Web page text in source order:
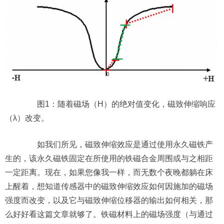
图1：随着磁场（H）的绝对值变化，磁致伸缩响应
（λ）改变。
如我们所见，磁致伸缩效应是通过使用永久磁铁产
生的，该永久磁铁固定在所使用的铁磁合金周围或与之相距
一定距离。现在，如果您像我一样，而无数个夜晚都躺在床
上醒着，想知道传感器中的磁致伸缩效应如何因施加的磁场
强度而改变，以及它与磁致伸缩位移器的输出如何相关，那
么好好看这篇文章就够了。铁磁材料上的磁场强度（与通过